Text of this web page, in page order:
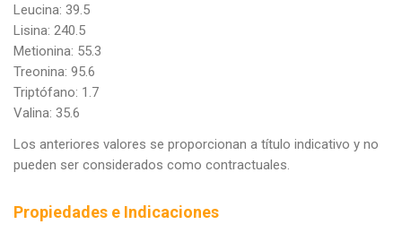
Leucina: 39.5
Lisina: 240.5
Metionina: 55.3
Treonina: 95.6
Triptófano: 1.7
Valina: 35.6
Los anteriores valores se proporcionan a título indicativo y no
pueden ser considerados como contractuales.
Propiedades e Indicaciones